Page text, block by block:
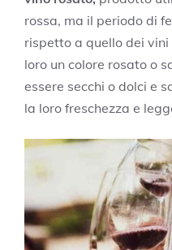
rossa, ma il periodo di
rispetto a quello dei vini
loro un colore rosato o
essere secchi o dolci e
la loro freschezza e